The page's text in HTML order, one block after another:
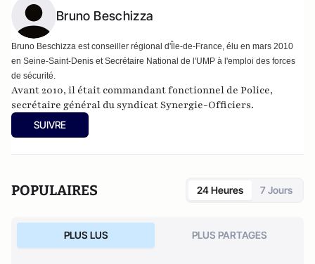
Bruno Beschizza
Bruno Beschizza est conseiller régional d'Île-de-France, élu en mars 2010
en Seine-Saint-Denis et Secrétaire National de l'UMP à l'emploi des forces
de sécurité.
Avant 2010, il était commandant fonctionnel de Police,
secrétaire général du syndicat Synergie-Officiers.
SUIVRE
POPULAIRES 24 Heures 7 Jours
PLUS LUS PLUS PARTAGES